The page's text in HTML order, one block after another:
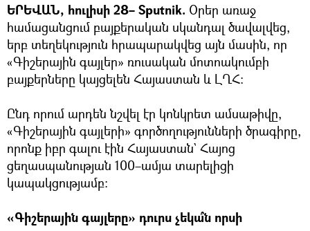
ԵՐԵՎԱՆ, հուլիսի 28– Sputnik. Օրեր առաջ
համացանցում բայքերական սկանդալ ծավալվեց,
երբ տեղեկություն հրապարակվեց այն մասին, որ
«Գիշերային գայլեր» ռուսական մոտոակումբի
բայքերները կայցելեն Հայաստան և ԼՂՀ։
Ընդ որում արդեն նշվել էր կոնկրետ ամսաթիվը,
«Գիշերային գայլերի» գործողությունների ծրագիրը,
որոնք իբր գալու էին Հայաստան` Հայոց
ցեղասպանության 100–ամյա տարելիցի
կապակցությամբ։
«Գիշերային գայլերը» դուրս չեկա՞ն որսի